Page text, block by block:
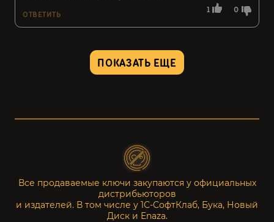
1 0
ОТВЕТИТЬ
ПОКАЗАТЬ ЕЩЕ
Все продаваемые ключи закупаются у официальных
дистрибьюторов
и издателей. В том числе у 1С-СофтКлаб, Бука, Новый
Диск и Enaza.